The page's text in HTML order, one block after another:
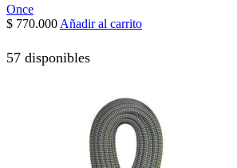
Once
$ 770.000 Añadir al carrito
57 disponibles